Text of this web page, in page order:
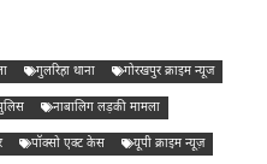
गुलरिहा थाना गोरखपुर क्राइम न्यूज
नाबालिग लड़की मामला
पॉक्सो एक्ट केस यूपी क्राइम न्यूज़